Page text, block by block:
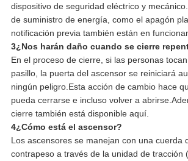
dispositivo de seguridad eléctrico y
de suministro de energía, como el apagón
notificación previa también están en
3¿Nos harán daño cuando se cierre
En el proceso de cierre, si las personas
pasillo, la puerta del ascensor se reiniciará
ningún peligro.Esta acción de cambio hace
pueda cerrarse e incluso volver a
cierre también está disponible aquí.
4¿Cómo está el ascensor?
Los ascensores se manejan con una cuerda
contrapeso a través de la unidad de tracción